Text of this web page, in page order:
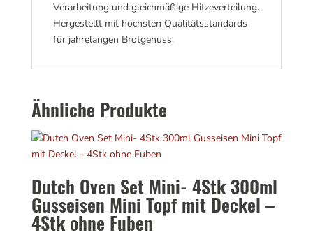
Verarbeitung und gleichmäßige Hitzeverteilung.
Hergestellt mit höchsten Qualitätsstandards
für jahrelangen Brotgenuss.
Ähnliche Produkte
Dutch Oven Set Mini- 4Stk 300ml
Gusseisen Mini Topf mit Deckel –
4Stk ohne Fuben